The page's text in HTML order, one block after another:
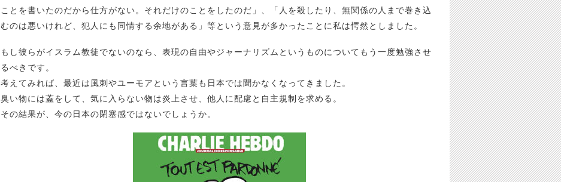
ことを書いたのだから仕方がない。それだけのことをしたのだ」、「人を殺したり、無関係の人まで巻き込
むのは悪いけれど、犯人にも同情する余地がある」等という意見が多かったことに私は愕然としました。
もし彼らがイスラム教徒でないのなら、表現の自由やジャーナリズムというものについてもう一度勉強させ
るべきです。
考えてみれば、最近は風刺やユーモアという言葉も日本では聞かなくなってきました。
臭い物には蓋をして、気に入らない物は炎上させ、他人に配慮と自主規制を求める。
その結果が、今の日本の閉塞感ではないでしょうか。